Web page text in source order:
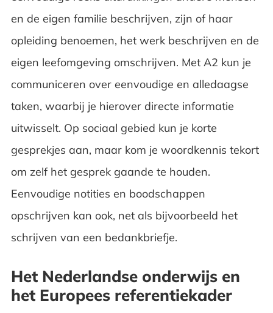
en de eigen familie beschrijven, zijn of haar
opleiding benoemen, het werk beschrijven en de
eigen leefomgeving omschrijven. Met A2 kun je
communiceren over eenvoudige en alledaagse
taken, waarbij je hierover directe informatie
uitwisselt. Op sociaal gebied kun je korte
gesprekjes aan, maar kom je woordkennis tekort
om zelf het gesprek gaande te houden.
Eenvoudige notities en boodschappen
opschrijven kan ook, net als bijvoorbeeld het
schrijven van een bedankbriefje.
Het Nederlandse onderwijs en
het Europees referentiekader